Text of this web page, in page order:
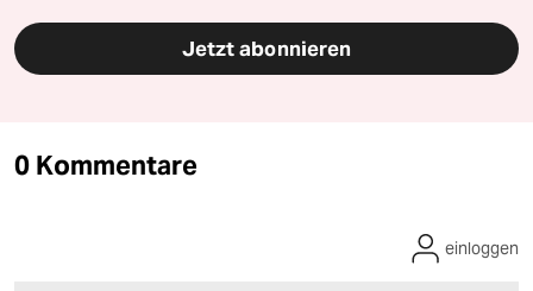
Jetzt abonnieren
0 Kommentare
einloggen